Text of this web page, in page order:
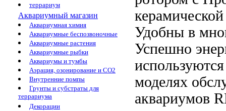
террариум
Аквариумный магазин
Аквариумная химия
Аквариумные беспозвоночные
Аквариумные растения
Аквариумные рыбки
Аквариумы и тумбы
Аэрация, озонирование и CO2
Внутренние помпы
Грунты и субстраты для
террариума
Декорации
Удобны в
Успешно
моделях
аквариумов